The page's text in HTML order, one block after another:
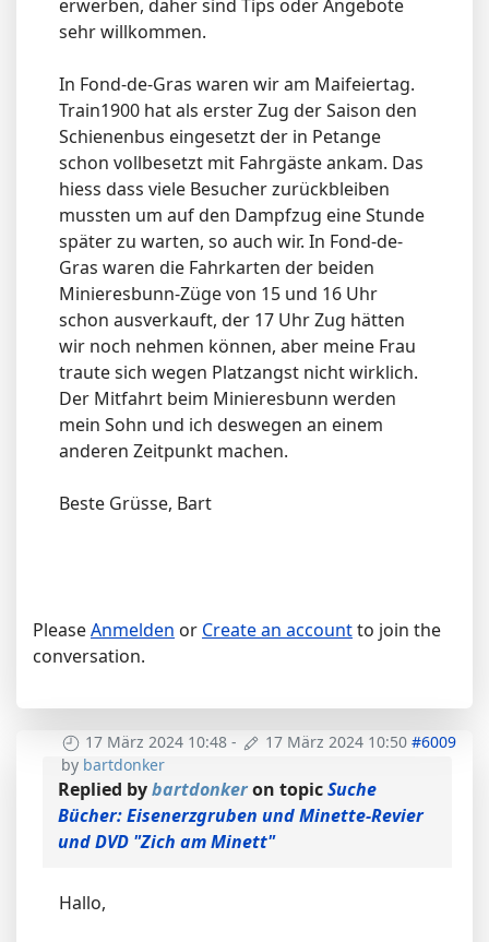
erwerben, daher sind Tips oder Angebote
sehr willkommen.
In Fond-de-Gras waren wir am Maifeiertag.
Train1900 hat als erster Zug der Saison den
Schienenbus eingesetzt der in Petange
schon vollbesetzt mit Fahrgäste ankam. Das
hiess dass viele Besucher zurückbleiben
mussten um auf den Dampfzug eine Stunde
später zu warten, so auch wir. In Fond-de-
Gras waren die Fahrkarten der beiden
Minieresbunn-Züge von 15 und 16 Uhr
schon ausverkauft, der 17 Uhr Zug hätten
wir noch nehmen können, aber meine Frau
traute sich wegen Platzangst nicht wirklich.
Der Mitfahrt beim Minieresbunn werden
mein Sohn und ich deswegen an einem
anderen Zeitpunkt machen.
Beste Grüsse, Bart
PleaseAnmelden or Create an accountto join the
conversation.
17 März 2024 10:48 - 17 März 2024 10:50 #6009
by bartdonker
Replied bybartdonkeron topicSuche
Bücher: Eisenerzgruben und Minette-Revier
und DVD "Zich am Minett"
Hallo,